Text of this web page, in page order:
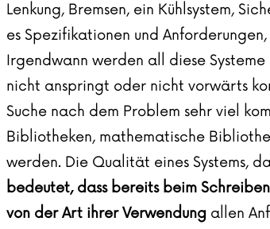
Lenkung, Bremsen, ein Kühlsystem,
es Spezifikationen und
Irgendwann werden all diese
nicht anspringt oder nicht vorwärts
Suche nach dem Problem sehr viel
Bibliotheken, mathematische
werden. Die Qualität eines Systems,
bedeutet, dass bereits beim
von der Art ihrer Verwendung allen